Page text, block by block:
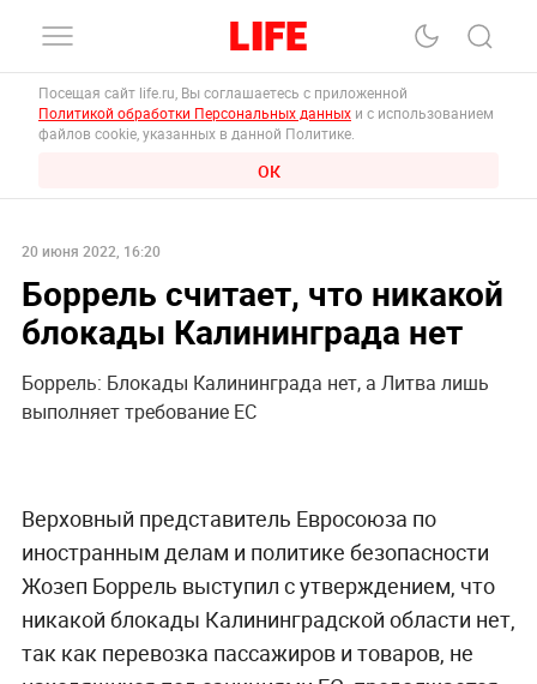
Посещая сайт life.ru, Вы соглашаетесь с приложенной
Политикой обработки Персональных данных и с использованием
файлов cookie, указанных в данной Политике.
ОК
20 июня 2022, 16:20
Боррель считает, что никакой
блокады Калининграда нет
Боррель: Блокады Калининграда нет, а Литва лишь
выполняет требование ЕС
Верховный представитель Евросоюза по
иностранным делам и политике безопасности
Жозеп Боррель выступил с утверждением, что
никакой блокады Калининградской области нет,
так как перевозка пассажиров и товаров, не